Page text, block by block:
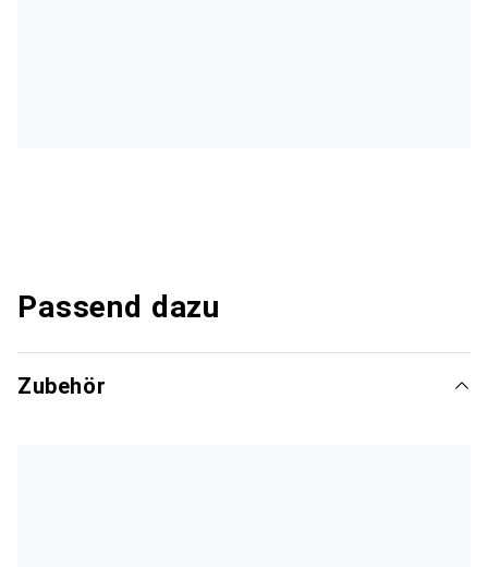
Passend dazu
Zubehör